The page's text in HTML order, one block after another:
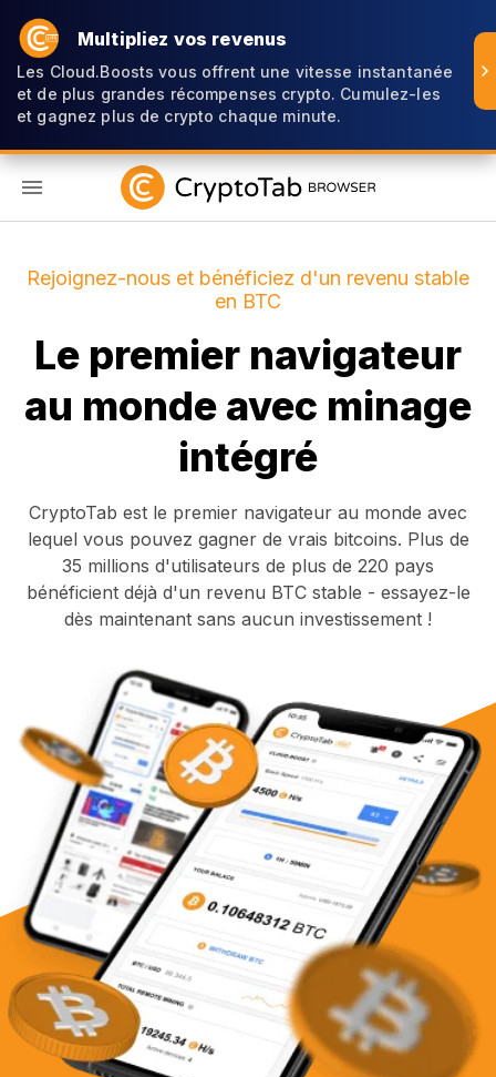
Multipliez vos revenus
Les Cloud.Boosts vous offrent une vitesse instantanée
et de plus grandes récompenses crypto. Cumulez-les
et gagnez plus de crypto chaque minute.
Rejoignez-nous et bénéficiez d'un revenu stable
en BTC
Le premier navigateur
au monde avec minage
intégré
CryptoTab est le premier navigateur au monde avec
lequel vous pouvez gagner de vrais bitcoins. Plus de
35 millions d'utilisateurs de plus de 220 pays
bénéficient déjà d'un revenu BTC stable - essayez-le
dès maintenant sans aucun investissement !